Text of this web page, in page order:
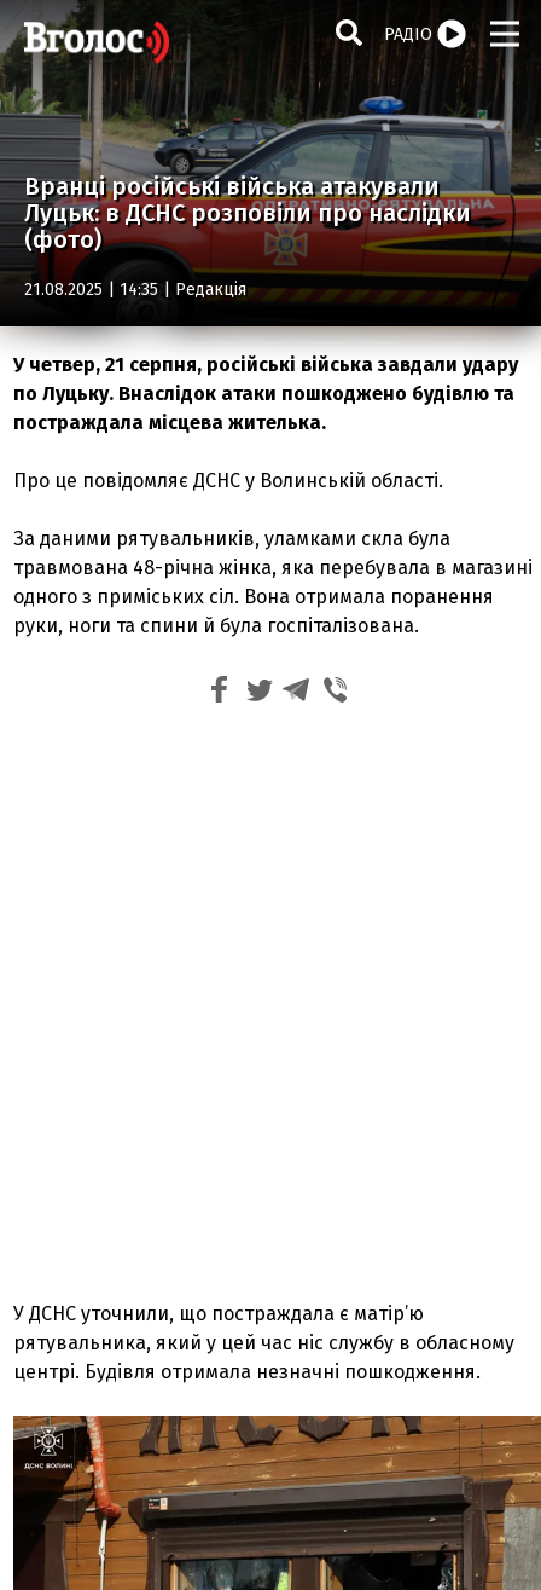
РАДІО
Вранці російські війська атакували
Луцьк: в ДСНС розповіли про наслідки
(фото)
21.08.2025 | 14:35 | Редакція
У четвер, 21 серпня, російські війська завдали удару
по Луцьку. Внаслідок атаки пошкоджено будівлю та
постраждала місцева жителька.
Про це повідомляє ДСНС у Волинській області.
За даними рятувальників, уламками скла була
травмована 48-річна жінка, яка перебувала в магазині
одного з приміських сіл. Вона отримала поранення
руки, ноги та спини й була госпіталізована.
У ДСНС уточнили, що постраждала є матір’ю
рятувальника, який у цей час ніс службу в обласному
центрі. Будівля отримала незначні пошкодження.